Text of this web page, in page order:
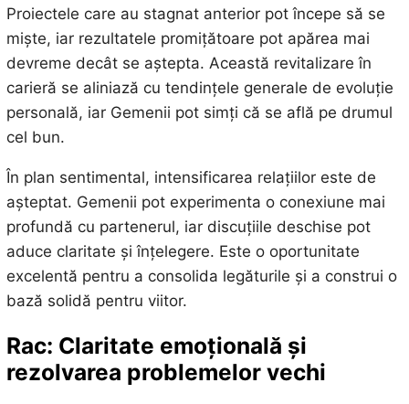
Proiectele care au stagnat anterior pot începe să se
miște, iar rezultatele promițătoare pot apărea mai
devreme decât se aștepta. Această revitalizare în
carieră se aliniază cu tendințele generale de evoluție
personală, iar Gemenii pot simți că se află pe drumul
cel bun.
În plan sentimental, intensificarea relațiilor este de
așteptat. Gemenii pot experimenta o conexiune mai
profundă cu partenerul, iar discuțiile deschise pot
aduce claritate și înțelegere. Este o oportunitate
excelentă pentru a consolida legăturile și a construi o
bază solidă pentru viitor.
Rac: Claritate emoțională și
rezolvarea problemelor vechi